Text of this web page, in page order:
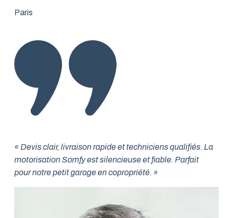
Paris
« Devis clair, livraison rapide et techniciens qualifiés. La
motorisation Somfy est silencieuse et fiable. Parfait
pour notre petit garage en copropriété. »